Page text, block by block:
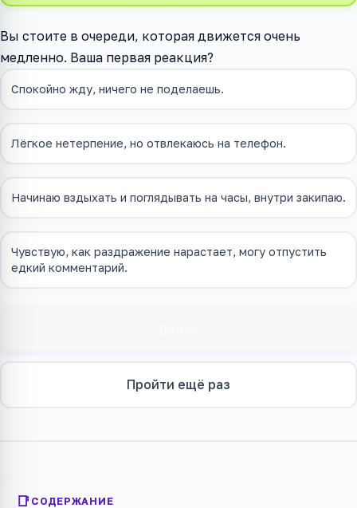
Вы стоите в очереди, которая движется очень
медленно. Ваша первая реакция?
Спокойно жду, ничего не поделаешь.
Лёгкое нетерпение, но отвлекаюсь на телефон.
Начинаю вздыхать и поглядывать на часы, внутри закипаю.
Чувствую, как раздражение нарастает, могу отпустить
едкий комментарий.
Пройти ещё раз
СОДЕРЖАНИЕ